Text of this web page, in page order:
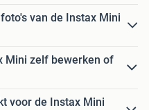
van de Instax Mini
Mini zelf bewerken of
voor de Instax Mini